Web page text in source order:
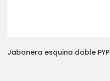
Jabonera esquina doble PYP